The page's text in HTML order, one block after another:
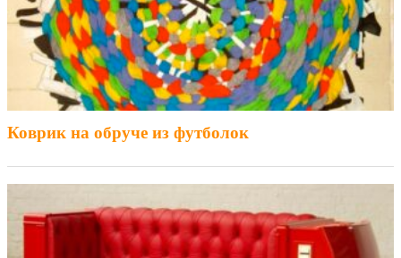
Коврик на обруче из футболок